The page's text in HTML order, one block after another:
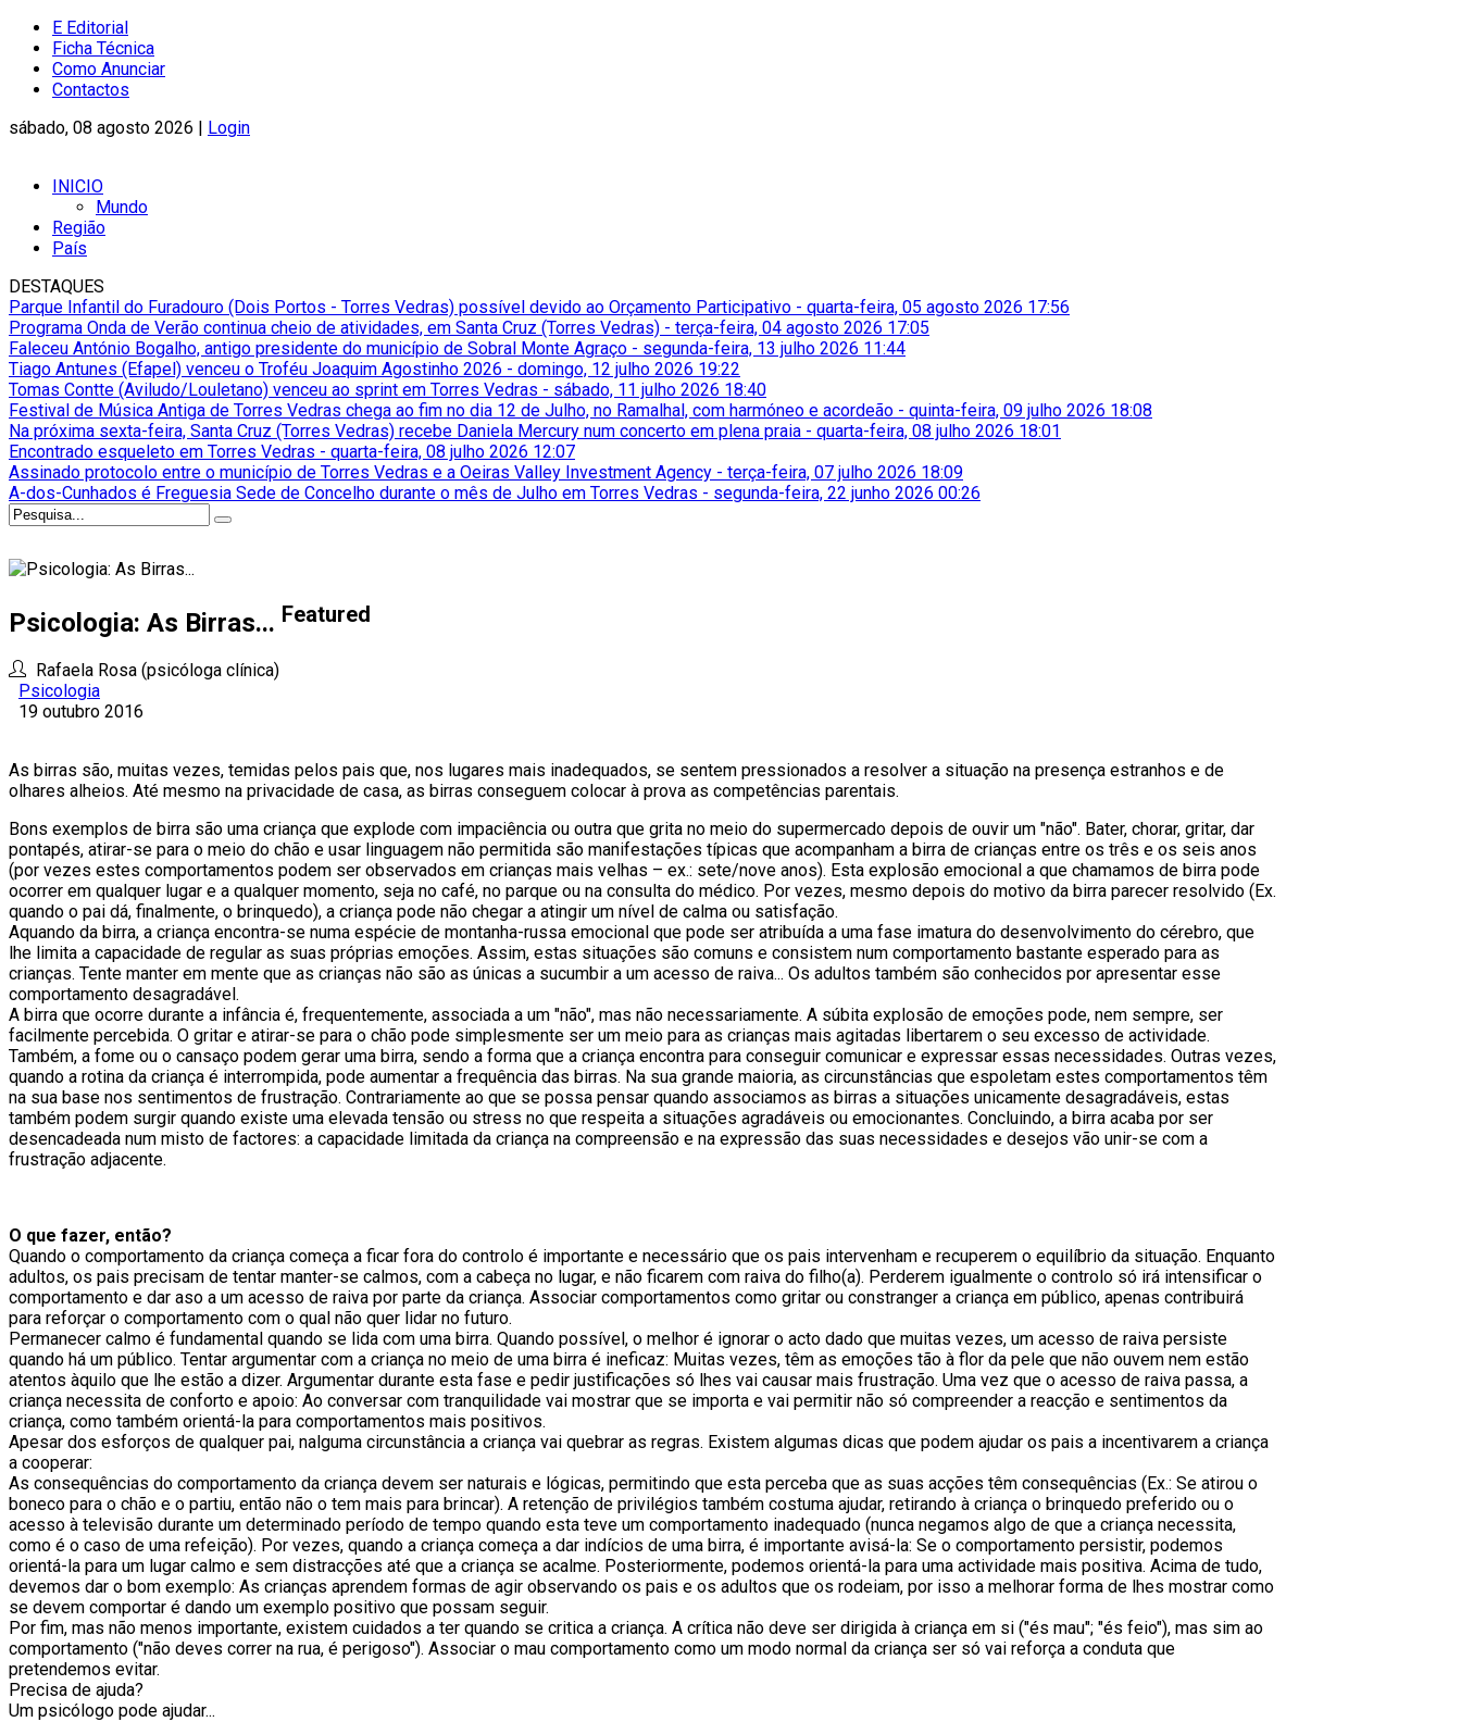
E Editorial
Ficha Técnica
Como Anunciar
Contactos
sábado, 08 agosto 2026 | Login
INICIO
Mundo
Região
País
DESTAQUES
Parque Infantil do Furadouro (Dois Portos - Torres Vedras) possível devido ao Orçamento Participativo - quarta-feira, 05 agosto 2026 17:56
Programa Onda de Verão continua cheio de atividades, em Santa Cruz (Torres Vedras) - terça-feira, 04 agosto 2026 17:05
Faleceu António Bogalho, antigo presidente do município de Sobral Monte Agraço - segunda-feira, 13 julho 2026 11:44
Tiago Antunes (Efapel) venceu o Troféu Joaquim Agostinho 2026 - domingo, 12 julho 2026 19:22
Tomas Contte (Aviludo/Louletano) venceu ao sprint em Torres Vedras - sábado, 11 julho 2026 18:40
Festival de Música Antiga de Torres Vedras chega ao fim no dia 12 de Julho, no Ramalhal, com harmóneo e acordeão - quinta-feira, 09 julho 2026 18:08
Na próxima sexta-feira, Santa Cruz (Torres Vedras) recebe Daniela Mercury num concerto em plena praia - quarta-feira, 08 julho 2026 18:01
Encontrado esqueleto em Torres Vedras - quarta-feira, 08 julho 2026 12:07
Assinado protocolo entre o município de Torres Vedras e a Oeiras Valley Investment Agency - terça-feira, 07 julho 2026 18:09
A-dos-Cunhados é Freguesia Sede de Concelho durante o mês de Julho em Torres Vedras - segunda-feira, 22 junho 2026 00:26
Psicologia: As Birras... Featured
Rafaela Rosa (psicóloga clínica)
Psicologia
19 outubro 2016
As birras são, muitas vezes, temidas pelos pais que, nos lugares mais inadequados, se sentem pressionados a resolver a situação na presença estranhos e de
olhares alheios. Até mesmo na privacidade de casa, as birras conseguem colocar à prova as competências parentais.
Bons exemplos de birra são uma criança que explode com impaciência ou outra que grita no meio do supermercado depois de ouvir um "não". Bater, chorar, gritar, dar
pontapés, atirar-se para o meio do chão e usar linguagem não permitida são manifestações típicas que acompanham a birra de crianças entre os três e os seis anos
(por vezes estes comportamentos podem ser observados em crianças mais velhas – ex.: sete/nove anos). Esta explosão emocional a que chamamos de birra pode
ocorrer em qualquer lugar e a qualquer momento, seja no café, no parque ou na consulta do médico. Por vezes, mesmo depois do motivo da birra parecer resolvido (Ex.
quando o pai dá, finalmente, o brinquedo), a criança pode não chegar a atingir um nível de calma ou satisfação.
Aquando da birra, a criança encontra-se numa espécie de montanha-russa emocional que pode ser atribuída a uma fase imatura do desenvolvimento do cérebro, que
lhe limita a capacidade de regular as suas próprias emoções. Assim, estas situações são comuns e consistem num comportamento bastante esperado para as
crianças. Tente manter em mente que as crianças não são as únicas a sucumbir a um acesso de raiva... Os adultos também são conhecidos por apresentar esse
comportamento desagradável.
A birra que ocorre durante a infância é, frequentemente, associada a um "não", mas não necessariamente. A súbita explosão de emoções pode, nem sempre, ser
facilmente percebida. O gritar e atirar-se para o chão pode simplesmente ser um meio para as crianças mais agitadas libertarem o seu excesso de actividade.
Também, a fome ou o cansaço podem gerar uma birra, sendo a forma que a criança encontra para conseguir comunicar e expressar essas necessidades. Outras vezes,
quando a rotina da criança é interrompida, pode aumentar a frequência das birras. Na sua grande maioria, as circunstâncias que espoletam estes comportamentos têm
na sua base nos sentimentos de frustração. Contrariamente ao que se possa pensar quando associamos as birras a situações unicamente desagradáveis, estas
também podem surgir quando existe uma elevada tensão ou stress no que respeita a situações agradáveis ou emocionantes. Concluindo, a birra acaba por ser
desencadeada num misto de factores: a capacidade limitada da criança na compreensão e na expressão das suas necessidades e desejos vão unir-se com a
frustração adjacente.
O que fazer, então?
Quando o comportamento da criança começa a ficar fora do controlo é importante e necessário que os pais intervenham e recuperem o equilíbrio da situação. Enquanto
adultos, os pais precisam de tentar manter-se calmos, com a cabeça no lugar, e não ficarem com raiva do filho(a). Perderem igualmente o controlo só irá intensificar o
comportamento e dar aso a um acesso de raiva por parte da criança. Associar comportamentos como gritar ou constranger a criança em público, apenas contribuirá
para reforçar o comportamento com o qual não quer lidar no futuro.
Permanecer calmo é fundamental quando se lida com uma birra. Quando possível, o melhor é ignorar o acto dado que muitas vezes, um acesso de raiva persiste
quando há um público. Tentar argumentar com a criança no meio de uma birra é ineficaz: Muitas vezes, têm as emoções tão à flor da pele que não ouvem nem estão
atentos àquilo que lhe estão a dizer. Argumentar durante esta fase e pedir justificações só lhes vai causar mais frustração. Uma vez que o acesso de raiva passa, a
criança necessita de conforto e apoio: Ao conversar com tranquilidade vai mostrar que se importa e vai permitir não só compreender a reacção e sentimentos da
criança, como também orientá-la para comportamentos mais positivos.
Apesar dos esforços de qualquer pai, nalguma circunstância a criança vai quebrar as regras. Existem algumas dicas que podem ajudar os pais a incentivarem a criança
a cooperar:
As consequências do comportamento da criança devem ser naturais e lógicas, permitindo que esta perceba que as suas acções têm consequências (Ex.: Se atirou o
boneco para o chão e o partiu, então não o tem mais para brincar). A retenção de privilégios também costuma ajudar, retirando à criança o brinquedo preferido ou o
acesso à televisão durante um determinado período de tempo quando esta teve um comportamento inadequado (nunca negamos algo de que a criança necessita,
como é o caso de uma refeição). Por vezes, quando a criança começa a dar indícios de uma birra, é importante avisá-la: Se o comportamento persistir, podemos
orientá-la para um lugar calmo e sem distracções até que a criança se acalme. Posteriormente, podemos orientá-la para uma actividade mais positiva. Acima de tudo,
devemos dar o bom exemplo: As crianças aprendem formas de agir observando os pais e os adultos que os rodeiam, por isso a melhorar forma de lhes mostrar como
se devem comportar é dando um exemplo positivo que possam seguir.
Por fim, mas não menos importante, existem cuidados a ter quando se critica a criança. A crítica não deve ser dirigida à criança em si ("és mau"; "és feio"), mas sim ao
comportamento ("não deves correr na rua, é perigoso"). Associar o mau comportamento como um modo normal da criança ser só vai reforça a conduta que
pretendemos evitar.
Precisa de ajuda?
Um psicólogo pode ajudar...